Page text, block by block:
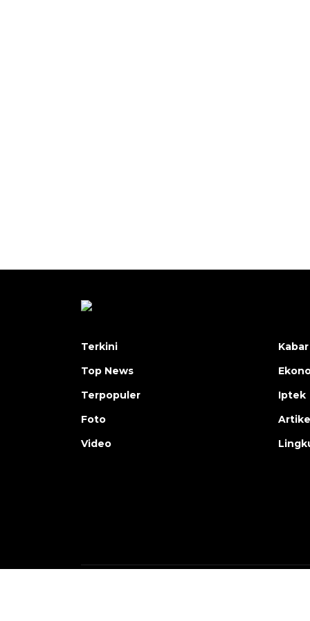
Terkini
Top News
Terpopuler
Foto
Video
Iptek